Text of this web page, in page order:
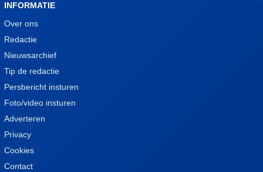
INFORMATIE
Over ons
Redactie
Nieuwsarchief
Tip de redactie
Persbericht insturen
Foto/video insturen
Adverteren
Privacy
Cookies
Contact